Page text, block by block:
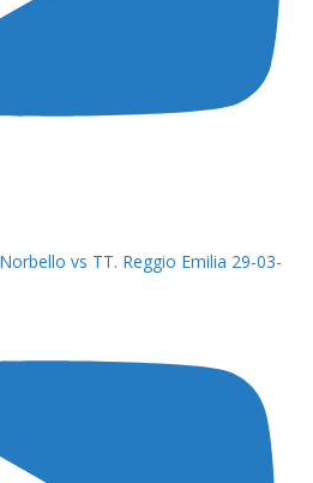
vs TT. Reggio Emilia 29-03-